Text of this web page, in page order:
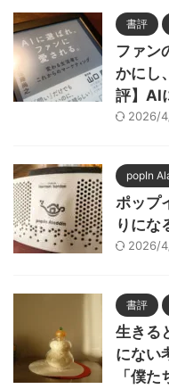
書評
ファン
かにし
評】AI
2026/
popIn
ポップ
りにな
2026/
書評
生きる
にない
「僕